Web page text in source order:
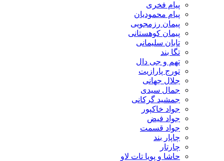
پیام فخری
پیام محمودیان
پیمان رزمجویی
پیمان کوهستانی
تابان سلیمانی
تگا بند
تهم و جی دال
تورج پارازیت
جلال جهانی
جمال سیدی
جمشید گرکانی
جواد خاکپور
جواد فیض
جواد قسمت
چاپار بند
چارتار
حاشا و پویا تات لاو